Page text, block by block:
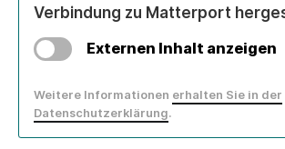
Verbindung zu Matterport
Externen Inhalt anzeigen
Weitere Informationen erhalten Sie in der
Datenschutzerklärung.